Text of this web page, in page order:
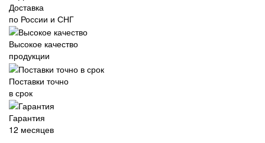
Доставка
по России и СНГ
Высокое качество
продукции
Поставки точно
в срок
Гарантия
12 месяцев